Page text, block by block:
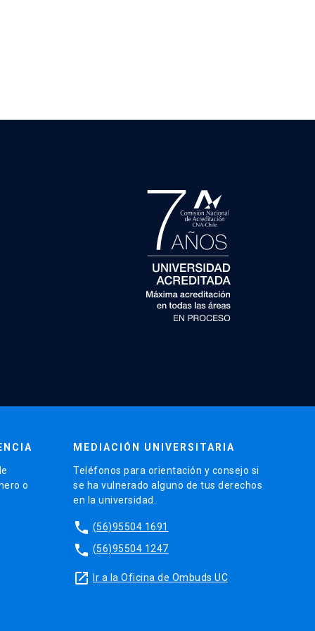
o
MEDIACIÓN UNIVERSITARIA
Teléfonos para orientación y consejo si
se ha vulnerado alguno de tus derechos
en la universidad.
phone (56)95504 1691
phone (56)95504 1247
launch Ir a la Oficina de Ombuds UC